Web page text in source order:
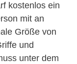
kostenlos ein
mit an
Größe von
und
unter dem